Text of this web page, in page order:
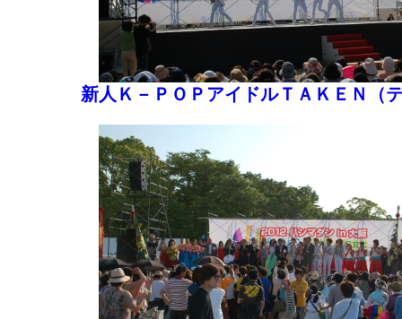
新人Ｋ－ＰＯＰアイドルＴＡＫＥＮ（